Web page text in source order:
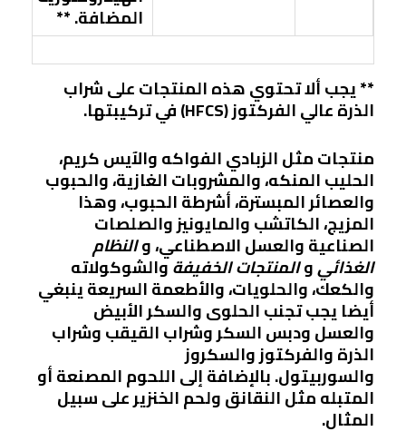
المضافة. **
** يجب ألا تحتوي هذه المنتجات على شراب
الذرة عالي الفركتوز (HFCS) في تركيبتها.
منتجات مثل الزبادي الفواكه والآيس كريم،
الحليب المنكه، والمشروبات الغازية، والحبوب
والعصائر المبسترة، أشرطة الحبوب، وهذا
المزيج، الكاتشب والمايونيز والصلصات
الصناعية والعسل الاصطناعي، والنظام
الغذائيوالمنتجات الخفيفةوالشوكولاته
والكعك، والحلويات، والأطعمة السريعة ينبغي
أيضا يجب تجنب الحلوى والسكر الأبيض
والعسل ودبس السكر وشراب القيقب وشراب
الذرة والفركتوز والسكروز
والسوربيتول. بالإضافة إلى اللحوم المصنعة أو
المتبله مثل النقانق ولحم الخنزير على سبيل
المثال.